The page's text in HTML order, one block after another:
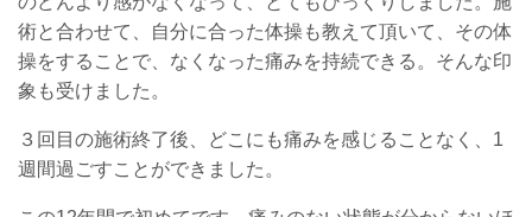
術と合わせて、自分に合った体操も教えて頂いて、その体
操をすることで、なくなった痛みを持続できる。そんな印
象も受けました。
３回目の施術終了後、どこにも痛みを感じることなく、1
週間過ごすことができました。